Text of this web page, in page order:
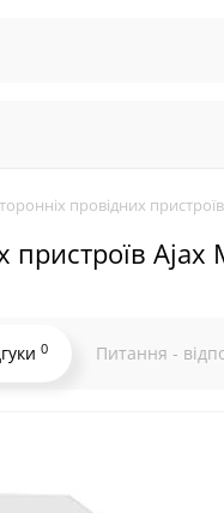
провідних
пристроїв
0 Питання -